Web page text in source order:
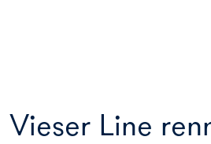
Vieser Line